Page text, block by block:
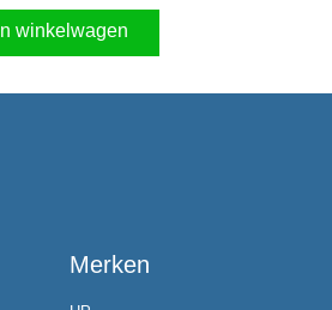
In winkelwagen
Merken